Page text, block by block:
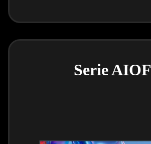
Serie AIOF